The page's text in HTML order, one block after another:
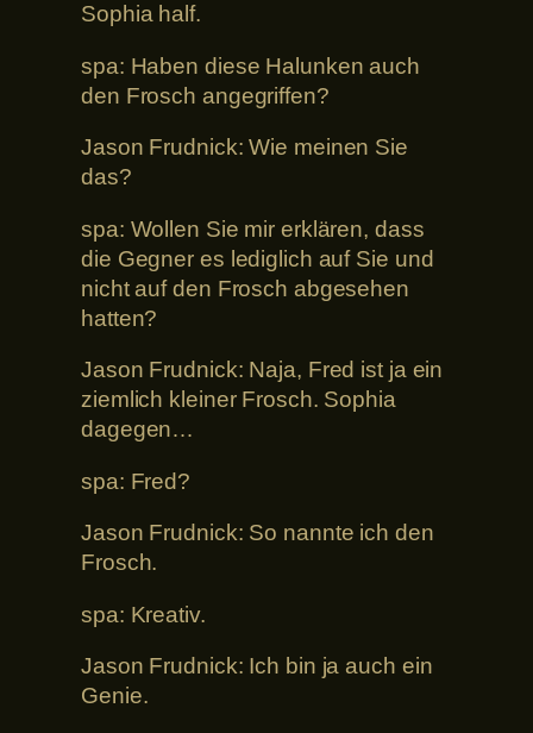
Sophia half.
spa: Haben diese Halunken auch
den Frosch angegriffen?
Jason Frudnick: Wie meinen Sie
das?
spa: Wollen Sie mir erklären, dass
die Gegner es lediglich auf Sie und
nicht auf den Frosch abgesehen
hatten?
Jason Frudnick: Naja, Fred ist ja ein
ziemlich kleiner Frosch. Sophia
dagegen…
spa: Fred?
Jason Frudnick: So nannte ich den
Frosch.
spa: Kreativ.
Jason Frudnick: Ich bin ja auch ein
Genie.